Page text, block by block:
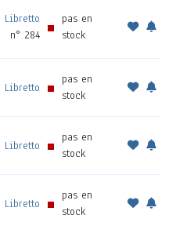
Libretto
n° 284
pas en
stock
Libretto
pas en
stock
Libretto
pas en
stock
Libretto
pas en
stock